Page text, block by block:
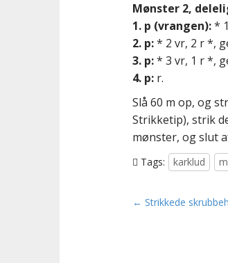
Mønster 2,
1. p (vrangen):*
2. p:* 2 vr, 2 r *,
3. p:* 3 vr, 1 r *,
4. p: r.
Slå 60 m op, og
Strikketip), strik
mønster, og slut
Tags: karklud
P
← Strikkede